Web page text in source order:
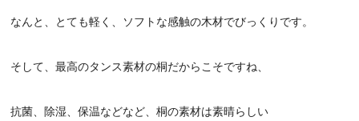
なんと、とても軽く、ソフトな感触の木材でびっくりです。
そして、最高のタンス素材の桐だからこそですね、
抗菌、除湿、保温などなど、桐の素材は素晴らしい